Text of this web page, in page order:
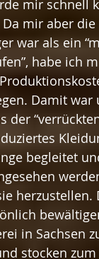
mir schnell
mir aber
war als ein
habe ich
Damit
der
begleitet
in Sachsen
stocken